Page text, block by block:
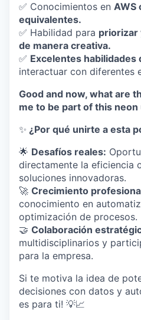
✅ Conocimientos en AWS
equivalentes.
✅ Habilidad para priorizar
de manera creativa.
✅ Excelentes habilidades
interactuar con diferentes
Good and now, what are
me to be part of this
✨ ¿Por qué unirte a esta
🌟 Desafíos reales:
directamente la eficiencia
soluciones innovadoras.
🚀 Crecimiento
conocimiento en
optimización de procesos.
🤝 Colaboración
multidisciplinarios y
para la empresa.
Si te motiva la idea de
decisiones con datos y
es para ti! 💡📈